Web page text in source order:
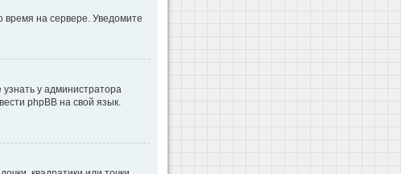
время на сервере. Уведомите
у администратора
phpBB на свой язык.